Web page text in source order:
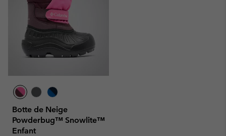
Botte de Neige
Powderbug™ Snowlite™
Enfant